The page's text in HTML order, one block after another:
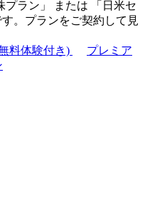
プラン 」 または 「 日米セ
す。プランをご契約して見
料体験付き)
プレミア